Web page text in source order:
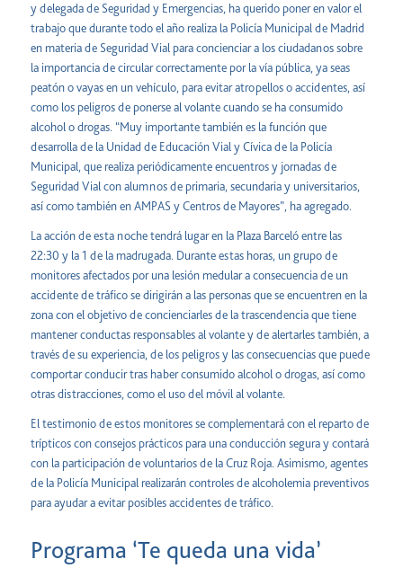
y delegada de Seguridad y Emergencias, ha querido poner en valor el
trabajo que durante todo el año realiza la Policía Municipal de Madrid
en materia de Seguridad Vial para concienciar a los ciudadanos sobre
la importancia de circular correctamente por la vía pública, ya seas
peatón o vayas en un vehículo, para evitar atropellos o accidentes, así
como los peligros de ponerse al volante cuando se ha consumido
alcohol o drogas. “Muy importante también es la función que
desarrolla de la Unidad de Educación Vial y Cívica de la Policía
Municipal, que realiza periódicamente encuentros y jornadas de
Seguridad Vial con alumnos de primaria, secundaria y universitarios,
así como también en AMPAS y Centros de Mayores”, ha agregado.
La acción de esta noche tendrá lugar en la Plaza Barceló entre las
22:30 y la 1 de la madrugada. Durante estas horas, un grupo de
monitores afectados por una lesión medular a consecuencia de un
accidente de tráfico se dirigirán a las personas que se encuentren en la
zona con el objetivo de concienciarles de la trascendencia que tiene
mantener conductas responsables al volante y de alertarles también, a
través de su experiencia, de los peligros y las consecuencias que puede
comportar conducir tras haber consumido alcohol o drogas, así como
otras distracciones, como el uso del móvil al volante.
El testimonio de estos monitores se complementará con el reparto de
trípticos con consejos prácticos para una conducción segura y contará
con la participación de voluntarios de la Cruz Roja. Asimismo, agentes
de la Policía Municipal realizarán controles de alcoholemia preventivos
para ayudar a evitar posibles accidentes de tráfico.
Programa ‘Te queda una vida’